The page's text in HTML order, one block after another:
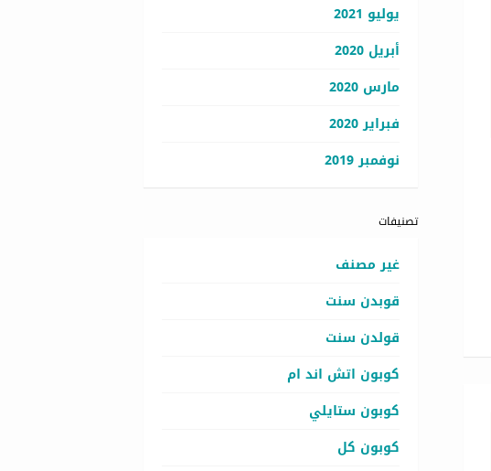
يوليو 2021
أبريل 2020
مارس 2020
فبراير 2020
نوفمبر 2019
تصنيفات
غير مصنف
قوبدن سنت
قولدن سنت
كوبون اتش اند ام
كوبون ستايلي
كوبون كل